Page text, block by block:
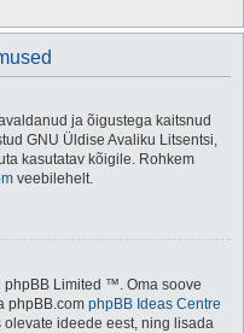
ja õigustega kaitsnud
GNU Üldise Avaliku Litsentsi,
kasutatav kõigile. Rohkem
veebilehelt.
Limited ™. Oma soove
phpBB.com phpBB Ideas Centre
ideede eest, ning lisada